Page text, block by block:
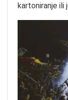
kartoniranje ili